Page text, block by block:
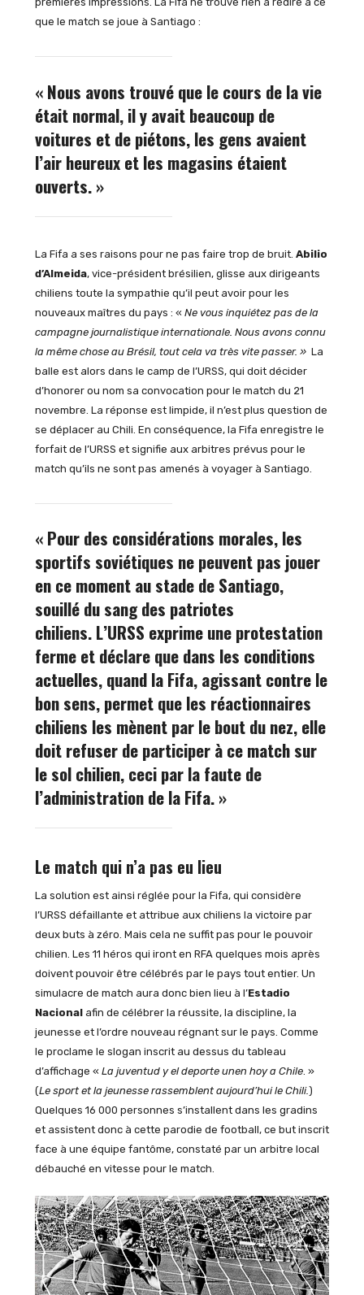
que le match se joue à Santiago :
« Nous avons trouvé que le cours de la vie
était normal, il y avait beaucoup de
voitures et de piétons, les gens avaient
l’air heureux et les magasins étaient
ouverts. »
La Fifa a ses raisons pour ne pas faire trop de bruit. Abilio
d’Almeida, vice-président brésilien, glisse aux dirigeants
chiliens toute la sympathie qu’il peut avoir pour les
nouveaux maîtres du pays : « Ne vous inquiétez pas de la
campagne journalistique internationale. Nous avons connu
la même chose au Brésil, tout cela va très vite passer. »La
balle est alors dans le camp de l’URSS, qui doit décider
d’honorer ou nom sa convocation pour le match du 21
novembre. La réponse est limpide, il n’est plus question de
se déplacer au Chili. En conséquence, la Fifa enregistre le
forfait de l’URSS et signifie aux arbitres prévus pour le
match qu’ils ne sont pas amenés à voyager à Santiago.
« Pour des considérations morales, les
sportifs soviétiques ne peuvent pas jouer
en ce moment au stade de Santiago,
souillé du sang des patriotes
chiliens. L’URSS exprime une protestation
ferme et déclare que dans les conditions
actuelles, quand la Fifa, agissant contre le
bon sens, permet que les réactionnaires
chiliens les mènent par le bout du nez, elle
doit refuser de participer à ce match sur
le sol chilien, ceci par la faute de
l’administration de la Fifa. »
Le match qui n’a pas eu lieu
La solution est ainsi réglée pour la Fifa, qui considère
l’URSS défaillante et attribue aux chiliens la victoire par
deux buts à zéro. Mais cela ne suffit pas pour le pouvoir
chilien. Les 11 héros qui iront en RFA quelques mois après
doivent pouvoir être célébrés par le pays tout entier. Un
simulacre de match aura donc bien lieu à l’Estadio
Nacionalafin de célébrer la réussite, la discipline, la
jeunesse et l’ordre nouveau régnant sur le pays. Comme
le proclame le slogan inscrit au dessus du tableau
d’affichage « La juventud y el deporte unen hoy a Chile. »
(Le sport et la jeunesse rassemblent aujourd’hui le Chili.)
Quelques 16 000 personnes s’installent dans les gradins
et assistent donc à cette parodie de football, ce but inscrit
face à une équipe fantôme, constaté par un arbitre local
débauché en vitesse pour le match.